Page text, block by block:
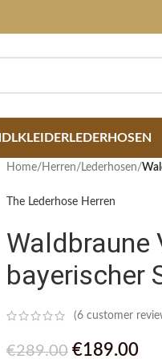
LEDERHOSEN
Home/ Herren/ Lederhosen/
The Lederhose Herren
Waldbraune
bayerischer
(6 customer
€289.00 €189.00